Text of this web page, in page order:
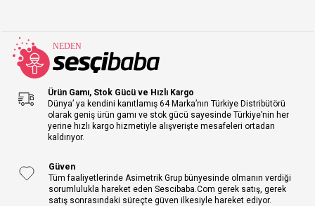
Ürün Gamı, Stok Gücü ve Hızlı Kargo
Dünya’ ya kendini kanıtlamış 64 Marka’nın Türkiye Distribütörü
olarak geniş ürün gamı ve stok gücü sayesinde Türkiye’nin her
yerine hızlı kargo hizmetiyle alışverişte mesafeleri ortadan
kaldırıyor.
Güven
Tüm faaliyetlerinde Asimetrik Grup bünyesinde olmanın verdiği
sorumlulukla hareket eden Sescibaba.Com gerek satış, gerek
satış sonrasındaki süreçte güven ilkesiyle hareket ediyor.